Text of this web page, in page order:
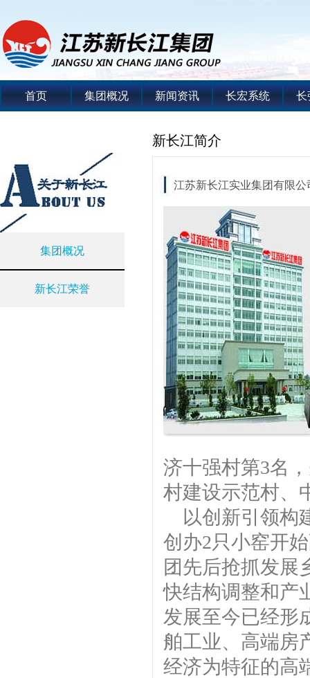
首页 集团概况 新闻资讯 长宏系统 长
集团概况
新长江荣誉
新长江简介
江苏新长江实业集团有限公
济十强村第3名
村建设示范村、
以创新引领构
创办2只小窑开
团先后抢抓发展
快结构调整和产
发展至今已经形
舶工业、高端房
经济为特征的高